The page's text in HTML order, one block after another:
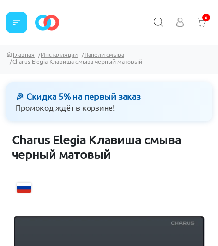
sort 0
Главная Инсталляции
Панели смыва
Charus Elegia Клавиша смыва черный матовый
🎉 Скидка 5% на первый заказ
Промокод ждёт в корзине!
Charus Elegia Клавиша смыва
черный матовый